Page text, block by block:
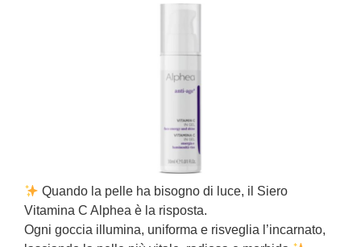
Quando la pelle ha bisogno di luce, il Siero
Vitamina C Alphea è la risposta.
Ogni goccia illumina, uniforma e risveglia l’incarnato,